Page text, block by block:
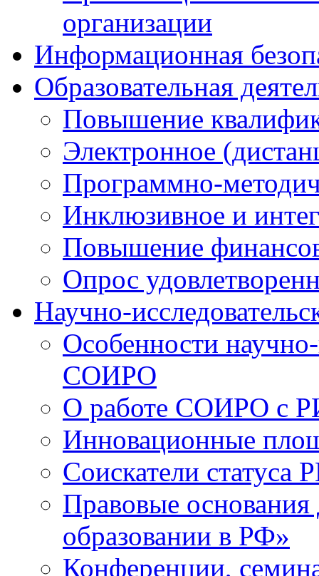
организации
Информационная
Образовательная
Повышение
Электронное
Программно-
Инклюзивное и
Повышение
Опрос
Научно-
Особенности
СОИРО
О работе СОИРО с
Инновационные
Соискатели статуса
Правовые
образовании в РФ»
Конференции,